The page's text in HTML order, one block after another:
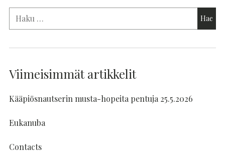
Viimeisimmät artikkelit
Kääpiösnautserin musta-hopeita pentuja 25.5.2026
Eukanuba
Contacts